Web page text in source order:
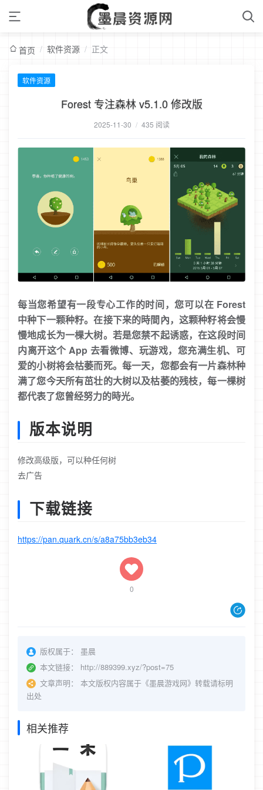
首页 / 软件资源 / 正文
软件资源
Forest 专注森林 v5.1.0 修改版
2025-11-30 / 435 阅读
每当您希望有一段专心工作的时间，您可以在 Forest
中种下一颗种籽。在接下来的時間內，这颗种籽将会慢
慢地成长为一棵大树。若是您禁不起诱惑，在这段时间
内离开这个 App 去看微博、玩游戏，您充满生机、可
爱的小树将会枯萎而死。每一天，您都会有一片森林种
满了您今天所有茁壮的大树以及枯萎的残枝，每一棵树
都代表了您曾经努力的時光。
版本说明
修改高级版，可以种任何树
去广告
下载链接
https://pan.quark.cn/s/a8a75bb3eb34
0
版权属于：
墨晨
本文链接：
http://889399.xyz/?post=75
文章声明：
本文版权内容属于《墨晨游戏网》转载请标明
出处
相关推荐